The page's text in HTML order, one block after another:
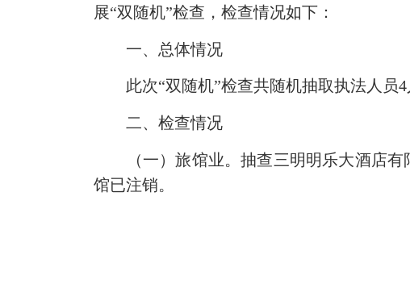
展“双随机”检查，检查情况如下：
一、总体情况
此次“双随机”检查共随机抽取执法人员4
二、检查情况
（一）旅馆业。抽查三明明乐大酒店有
馆已注销。